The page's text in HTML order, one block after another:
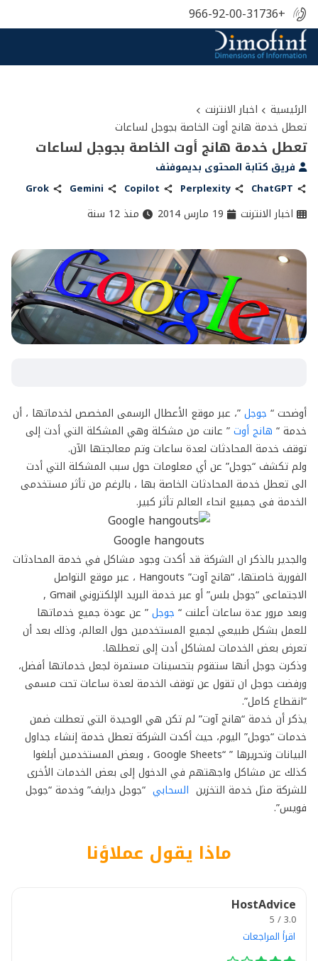
+966-92-00-31736
الرئيسية
اخبار الانترنت
تعطل خدمة هانج أوت الخاصة بجوجل لساعات
تعطل خدمة هانج أوت الخاصة بجوجل لساعات
فريق كتابة المحتوى بديموفنف
ChatGPT
Perplexity
Copilot
Gemini
Grok
اخبار الانترنت 19 مارس 2014 منذ 12 سنة
أوضحت “ جوجل”، عبر موقع الأعطال الرسمى المخصص لخدماتها ، أن
خدمة “ هانج أوت” عانت من مشكلة وهي المشكلة التي أدت إلى
توقف خدمة المحادثات لعدة ساعات وتم معالجتها الآن.
ولم تكشف “جوجل” عن أي معلومات حول سبب المشكلة التي أدت
الى تعطل خدمة المحادثات الخاصة بها ، بالرغم من تأثر مستخدمى
الخدمة فى جمبيع انحاء العالم تأثر كبير.
Google hangouts
والجدير بالذكر ان الشركة قد أكدت وجود مشاكل في خدمة المحادثات
الفورية خاصتها، “هانج آوت” Hangouts ، عبر موقع التواصل
الاجتماعى “جوجل بلس” أو عبر خدمة البريد الإلكتروني Gmail ,
وبعد مرور عدة ساعات أعلنت “ جوجل” عن عودة جميع خدماتها
للعمل بشكل طبيعي لجميع المستخدمين حول العالم، وذلك بعد أن
تعرض بعض الخدمات لمشاكل أدت إلى تعطلها.
وذكرت جوجل أنها ستقوم بتحسينات مستمرة لجعل خدماتها أفضل،
ورفضت جوجل ان تقول عن توقف الخدمة لعدة ساعات تحت مسمى
“انقطاع كامل”.
يذكر أن خدمة “هانج آوت” لم تكن هي الوحيدة التي تعطلت ضمن
خدمات “جوجل” اليوم، حيث أكدت الشركة تعطل خدمة إنشاء جداول
البيانات وتحريرها ” “Google Sheets ، وبعض المستخدمين أبلغوا
كذلك عن مشاكل واجهتهم في الدخول إلى بعض الخدمات الأخرى
للشركة مثل خدمة التخزين السحابي “جوجل درايف” وخدمة “جوجل
فويس”.
ماذا يقول عملاؤنا
HostAdvice
3.0 / 5
اقرأ المراجعات